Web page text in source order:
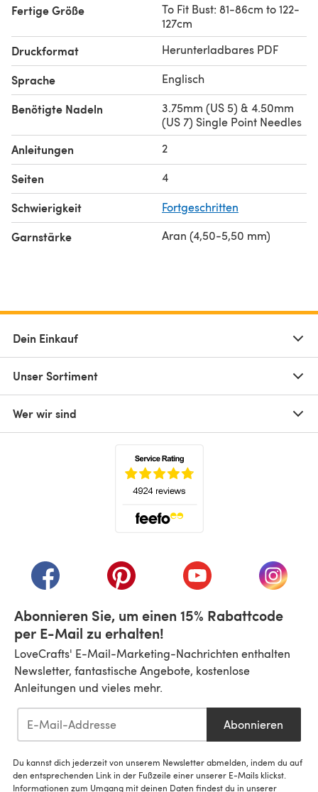
Fertige Größe
To Fit Bust: 81-86cm to 122-
127cm
Druckformat Herunterladbares PDF
Sprache Englisch
Benötigte Nadeln
3.75mm (US 5) & 4.50mm
(US 7) Single Point Needles
Anleitungen 2
Seiten 4
Schwierigkeit Fortgeschritten
Garnstärke Aran (4,50-5,50 mm)
Dein Einkauf
Unser Sortiment
Wer wir sind
(öffnet sich in einem neuen Tab)
(öffnet sich in einem neuen Tab)
(öffnet sich in einem
(öffnet
Abonnieren Sie, um einen 15% Rabattcode
per E-Mail zu erhalten!
LoveCrafts' E-Mail-Marketing-Nachrichten enthalten
Newsletter, fantastische Angebote, kostenlose
Anleitungen und vieles mehr.
Abonnieren
Du kannst dich jederzeit von unserem Newsletter abmelden, indem du auf
den entsprechenden Link in der Fußzeile einer unserer E-Mails klickst.
Informationen zum Umgang mit deinen Daten findest du in unserer